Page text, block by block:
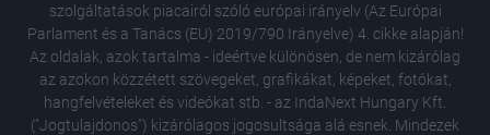
szolgáltatások piacairól szóló európai irányelv (Az Európai
Parlament és a Tanács (EU) 2019/790 Irányelve) 4. cikke alapján!
Az oldalak, azok tartalma - ideértve különösen, de nem kizárólag
az azokon közzétett szövegeket, grafikákat, képeket, fotókat,
hangfelvételeket és videókat stb. - az IndaNext Hungary Kft.
("Jogtulajdonos") kizárólagos jogosultsága alá esnek. Mindezek